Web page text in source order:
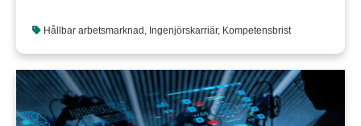
Hållbar arbetsmarknad , Ingenjörskarriär, Kompetensbrist